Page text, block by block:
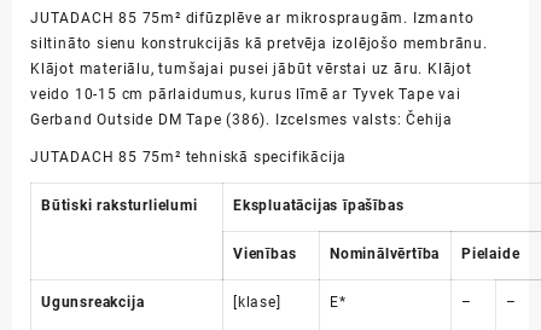
JUTADACH 85 75m² difūzplēve ar mikrospraugām. Izmanto
siltināto sienu konstrukcijās kā pretvēja izolējošo membrānu.
Klājot materiālu, tumšajai pusei jābūt vērstai uz āru. Klājot
veido 10-15 cm pārlaidumus, kurus līmē ar Tyvek Tape vai
Gerband Outside DM Tape (386). Izcelsmes valsts: Čehija
JUTADACH 85 75m² tehniskā specifikācija
Būtiski raksturlielumi Ekspluatācijas īpašības
Vienības Nominālvērtība Pielaide
Ugunsreakcija [klase] E* – –